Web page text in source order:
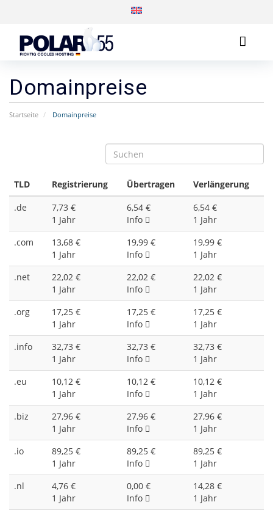
Domainpreise
Startseite Domainpreise
TLD Registrierung Übertragen
Verlängerung
.de
7,73 €
1 Jahr
6,54 €
Info
6,54 €
1 Jahr
.com
13,68 €
1 Jahr
19,99 €
Info
19,99 €
1 Jahr
.net
22,02 €
1 Jahr
22,02 €
Info
22,02 €
1 Jahr
.org
17,25 €
1 Jahr
17,25 €
Info
17,25 €
1 Jahr
.info
32,73 €
1 Jahr
32,73 €
Info
32,73 €
1 Jahr
.eu
10,12 €
1 Jahr
10,12 €
Info
10,12 €
1 Jahr
.biz
27,96 €
1 Jahr
27,96 €
Info
27,96 €
1 Jahr
.io
89,25 €
1 Jahr
89,25 €
Info
89,25 €
1 Jahr
.nl
4,76 €
1 Jahr
0,00 €
Info
14,28 €
1 Jahr